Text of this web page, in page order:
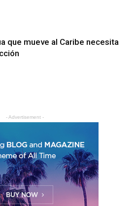
que mueve al Caribe necesita
- Advertisement -